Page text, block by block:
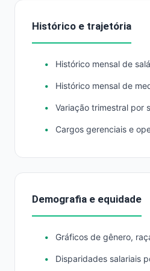
Histórico e trajetória
Histórico mensal de
Histórico mensal de
Variação trimestral por
Cargos gerenciais e
Demografia e equidade
Gráficos de gênero,
Disparidades salariais